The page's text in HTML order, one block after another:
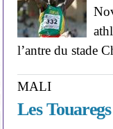
l’antre du stade
MALI
Les